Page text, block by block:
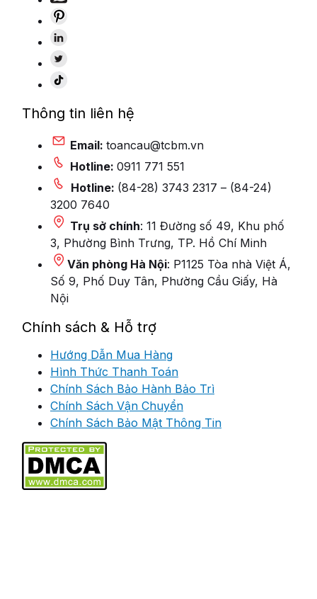
Thông tin liên hệ
Email: toancau@tcbm.vn
Hotline: 0911 771 551
Hotline: (84-28) 3743 2317 – (84-24)
3200 7640
Trụ sở chính: 11 Đường số 49, Khu phố
3, Phường Bình Trưng, TP. Hồ Chí Minh
Văn phòng Hà Nội: P1125 Tòa nhà Việt Á,
Số 9, Phố Duy Tân, Phường Cầu Giấy, Hà
Nội
Chính sách & Hỗ trợ
Hướng Dẫn Mua Hàng
Hình Thức Thanh Toán
Chính Sách Bảo Hành Bảo Trì
Chính Sách Vận Chuyển
Chính Sách Bảo Mật Thông Tin